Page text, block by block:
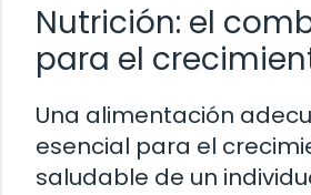
Nutrición: el
para el
Una alimentación
esencial para el
saludable de un